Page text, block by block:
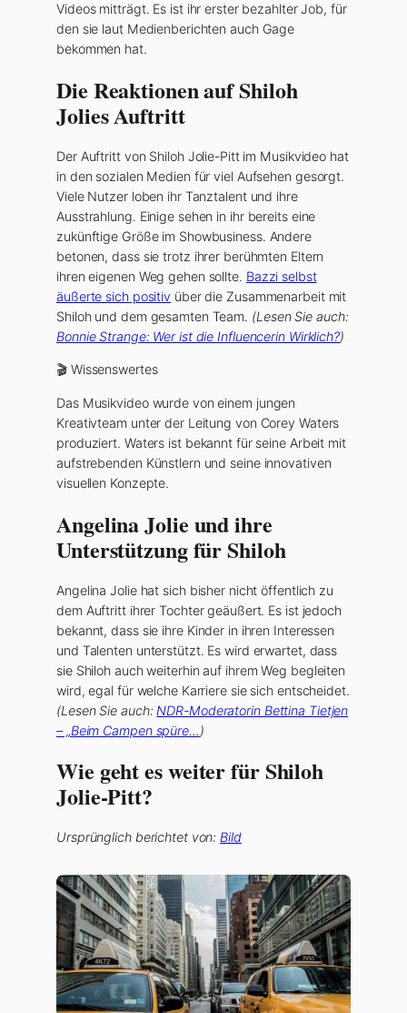
Videos mitträgt. Es ist ihr erster bezahlter Job, für
den sie laut Medienberichten auch Gage
bekommen hat.
Die Reaktionen auf Shiloh
Jolies Auftritt
Der Auftritt von Shiloh Jolie-Pitt im Musikvideo hat
in den sozialen Medien für viel Aufsehen gesorgt.
Viele Nutzer loben ihr Tanztalent und ihre
Ausstrahlung. Einige sehen in ihr bereits eine
zukünftige Größe im Showbusiness. Andere
betonen, dass sie trotz ihrer berühmten Eltern
ihren eigenen Weg gehen sollte. Bazzi selbst
äußerte sich positiv über die Zusammenarbeit mit
Shiloh und dem gesamten Team. (Lesen Sie auch:
Bonnie Strange: Wer ist die Influencerin Wirklich?)
🎬 Wissenswertes
Das Musikvideo wurde von einem jungen
Kreativteam unter der Leitung von Corey Waters
produziert. Waters ist bekannt für seine Arbeit mit
aufstrebenden Künstlern und seine innovativen
visuellen Konzepte.
Angelina Jolie und ihre
Unterstützung für Shiloh
Angelina Jolie hat sich bisher nicht öffentlich zu
dem Auftritt ihrer Tochter geäußert. Es ist jedoch
bekannt, dass sie ihre Kinder in ihren Interessen
und Talenten unterstützt. Es wird erwartet, dass
sie Shiloh auch weiterhin auf ihrem Weg begleiten
wird, egal für welche Karriere sie sich entscheidet.
(Lesen Sie auch: NDR-Moderatorin Bettina Tietjen
– „Beim Campen spüre…)
Wie geht es weiter für Shiloh
Jolie-Pitt?
Ursprünglich berichtet von: Bild